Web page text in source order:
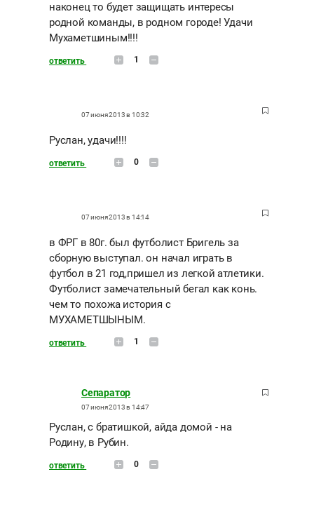
наконец то будет защищать интересы
родной команды, в родном городе! Удачи
Мухаметшиным!!!!
ответить 1
07 июня 2013 в 10:32
Руслан, удачи!!!!
ответить 0
07 июня 2013 в 14:14
в ФРГ в 80г. был футболист Бригель за
сборную выступал. он начал играть в
футбол в 21 год,пришел из легкой атлетики.
Футболист замечательный бегал как конь.
чем то похожа история с
МУХАМЕТШЫНЫМ.
ответить 1
Сепаратор
07 июня 2013 в 14:47
Руслан, с братишкой, айда домой - на
Родину, в Рубин.
ответить 0